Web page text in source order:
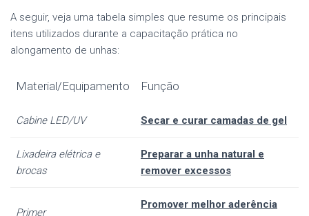
A seguir, veja uma tabela simples que resume os principais
itens utilizados durante a capacitação prática no
alongamento de unhas:
Material/Equipamento Função
Cabine LED/UV Secar e curar camadas de gel
Lixadeira elétrica e
brocas
Preparar a unha natural e
remover excessos
Primer
Promover melhor aderência